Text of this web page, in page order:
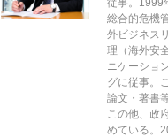
従事。1999
総合的危機
外ビジネス
理（海外安
ニケーショ
グに従事。
論文・著書
この他、政
めている。